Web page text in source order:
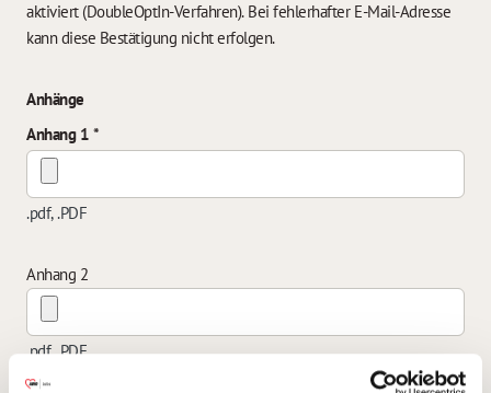
aktiviert (DoubleOptIn-Verfahren). Bei fehlerhafter E-Mail-Adresse
kann diese Bestätigung nicht erfolgen.
Anhänge
Anhang 1
.pdf, .PDF
Anhang 2
.pdf, .PDF